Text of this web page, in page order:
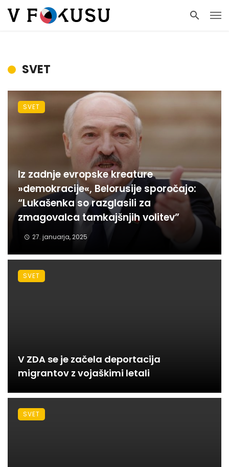
SVET
Iz zadnje evropske kreature
»demokracije«, Belorusije sporočajo:
“Lukašenka so razglasili za
zmagovalca tamkajšnjih volitev”
27. januarja, 2025
SVET
V ZDA se je začela deportacija
migrantov z vojaškimi letali
SVET
SVET